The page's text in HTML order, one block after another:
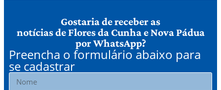
Gostaria de receber as
notícias de Flores da Cunha e Nova Pádua
por WhatsApp?
Preencha o formulário abaixo para
se cadastrar